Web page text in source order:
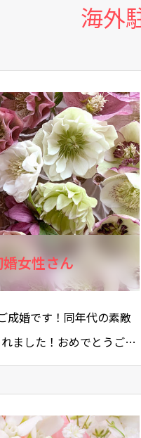
海外
女性さん
成婚です！同年代の素敵
ました！おめでとうござ
ころ…